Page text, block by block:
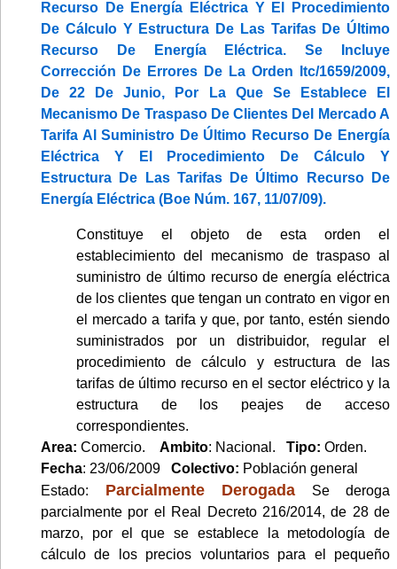
Recurso De Energía Eléctrica Y El Procedimiento
De Cálculo Y Estructura De Las Tarifas De Último
Recurso De Energía Eléctrica. Se Incluye
Corrección De Errores De La Orden Itc/1659/2009,
De 22 De Junio, Por La Que Se Establece El
Mecanismo De Traspaso De Clientes Del Mercado A
Tarifa Al Suministro De Último Recurso De Energía
Eléctrica Y El Procedimiento De Cálculo Y
Estructura De Las Tarifas De Último Recurso De
Energía Eléctrica (Boe Núm. 167, 11/07/09).
Constituye el objeto de esta orden el
establecimiento del mecanismo de traspaso al
suministro de último recurso de energía eléctrica
de los clientes que tengan un contrato en vigor en
el mercado a tarifa y que, por tanto, estén siendo
suministrados por un distribuidor, regular el
procedimiento de cálculo y estructura de las
tarifas de último recurso en el sector eléctrico y la
estructura de los peajes de acceso
correspondientes.
Area: Comercio. Ambito: Nacional. Tipo: Orden.
Fecha: 23/06/2009 Colectivo: Población general
Estado: Parcialmente Derogada Se deroga
parcialmente por el Real Decreto 216/2014, de 28 de
marzo, por el que se establece la metodología de
cálculo de los precios voluntarios para el pequeño